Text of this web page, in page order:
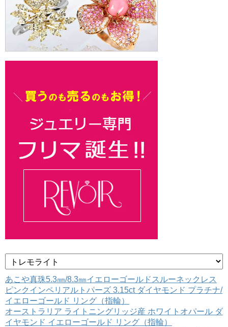
テ
ゴ
リ
ー
あこや真珠5.3㎜/8.3㎜イエローゴールドスルーネックレス
ピンクインペリアルトパーズ 3.15ct ダイヤモンド プラチナ/
イエローゴールド リング（指輪）
オーストラリア ライトニングリッジ産 ホワイトオパール ダ
イヤモンド イエローゴールド リング（指輪）